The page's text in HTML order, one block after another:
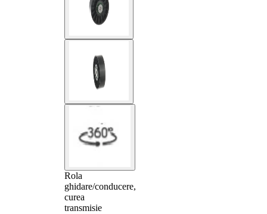
Rola
ghidare/conducere,
curea
transmisie